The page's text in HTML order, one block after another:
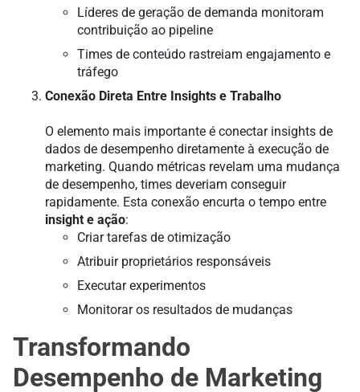
Líderes de geração de demanda monitoram
contribuição ao pipeline
Times de conteúdo rastreiam engajamento e
tráfego
Conexão Direta Entre Insights e Trabalho
O elemento mais importante é conectar insights de
dados de desempenho diretamente à execução de
marketing. Quando métricas revelam uma mudança
de desempenho, times deveriam conseguir
rapidamente. Esta conexão encurta o tempo entre
insight e ação:
Criar tarefas de otimização
Atribuir proprietários responsáveis
Executar experimentos
Monitorar os resultados de mudanças
Transformando
Desempenho de Marketing